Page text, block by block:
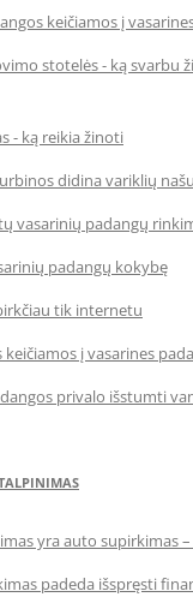
keičiamos į
stotelės - ką svarbu
- ką reikia žinoti
didina variklių
vasarinių padangų
padangų kokybę
tik internetu
į vasarines
privalo išstumti
yra auto supirkimas
padeda išspręsti